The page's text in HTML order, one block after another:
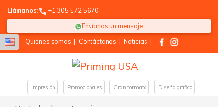
Llámanos:
+1 305 572 5670
Envíanos un mensaje
Quiénes somos | Contáctanos | Noticias |
Impresión Promocionales Gran formato Diseño gráfico